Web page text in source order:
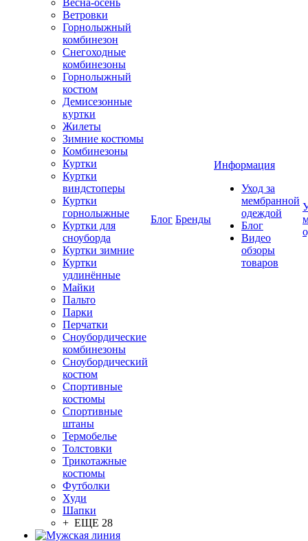
Весна-осень
Ветровки
Горнолыжный
комбинезон
Снегоходные
комбинезоны
Горнолыжный
костюм
Демисезонные
куртки
Жилеты
Зимние костюмы
Комбинезоны
Куртки
Куртки
виндстоперы
Куртки
горнолыжные
Куртки для
сноуборда
Куртки зимние
Куртки
удлинённые
Майки
Пальто
Парки
Перчатки
Сноубордические
комбинезоны
Сноубордический
костюм
Спортивные
костюмы
Спортивные
штаны
Термобелье
Толстовки
Трикотажные
костюмы
Футболки
Худи
Шапки
+ ЕЩЕ 28
Блог Бренды
Информация
Уход за
мембранной
одеждой
Блог
Видео
обзоры
товаров